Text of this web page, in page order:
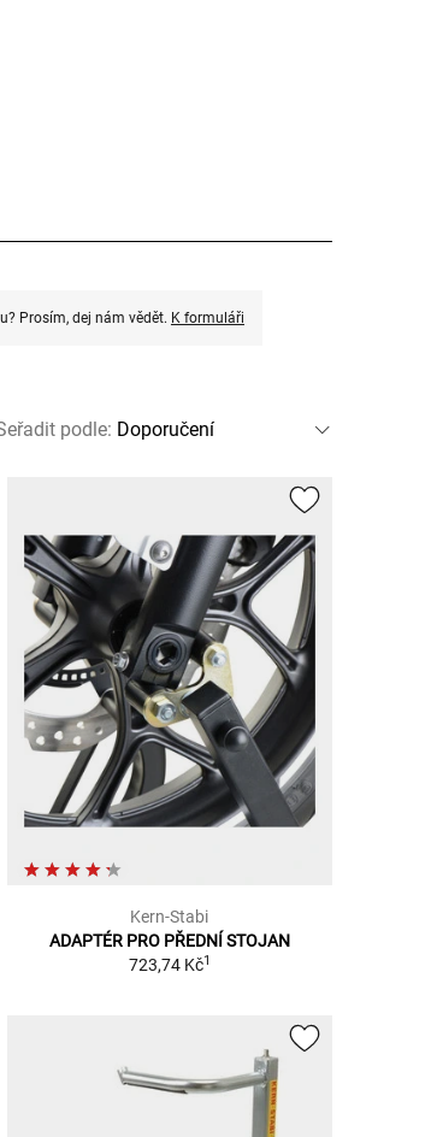
Prosím, dej nám vědět. K formuláři
podle:
Kern-Stabi
ADAPTÉR PRO PŘEDNÍ STOJAN
723,74 Kč1